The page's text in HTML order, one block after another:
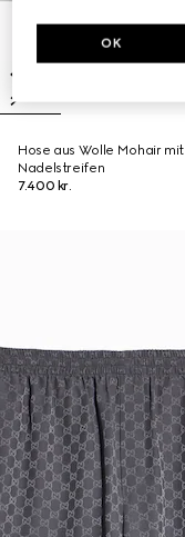
Hose aus Wolle Mohair mit
Nadelstreifen
7.400 kr.
OK